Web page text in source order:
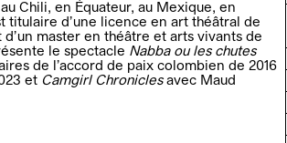
Chili, en Équateur, au Mexique, en
d’une licence en art théâtral de
master en théâtre et arts vivants de
le spectacle Nabba ou les chutes
de l’accord de paix colombien de 2016
et Camgirl Chroniclesavec Maud